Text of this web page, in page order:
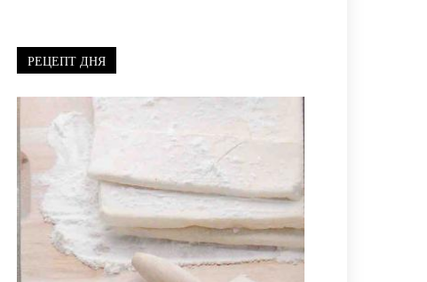
РЕЦЕПТ ДНЯ